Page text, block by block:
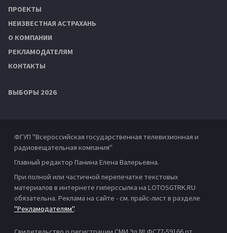
ПРОЕКТЫ
НЕИЗВЕСТНАЯ АСТРАХАНЬ
О КОМПАНИИ
РЕКЛАМОДАТЕЛЯМ
КОНТАКТЫ
ВЫБОРЫ 2026
ФГУП "Всероссийская государственная телевизионная и
радиовещательная компания"
Главный редактор Панина Елена Валерьевна.
При полной или частичной перепечатке текстовых
материалов в интернете гиперссылка на LOTOSGTRK.RU
обязательна. Реклама на сайте - см. прайс-лист в разделе
"Рекламодателям".